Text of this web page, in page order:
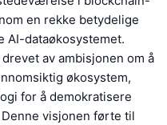
en rekke betydelige
AI-dataøkosystemet.
av ambisjonen om å
økosystem,
for å demokratisere
visjonen førte til